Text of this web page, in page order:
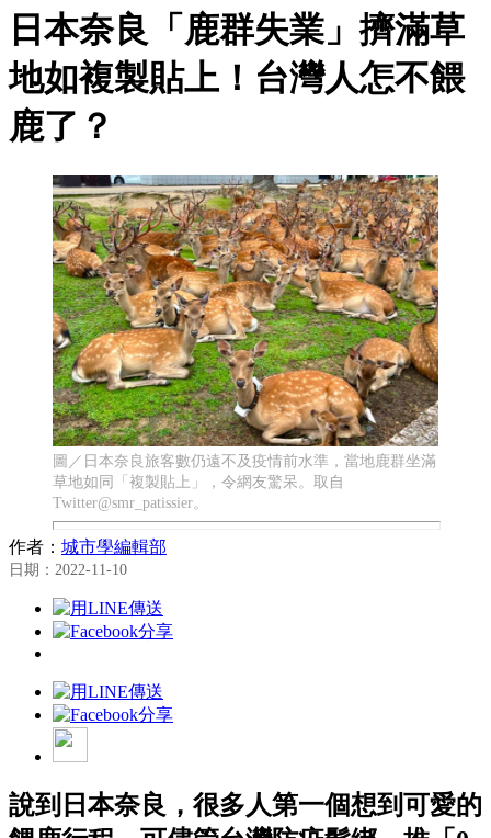
日本奈良「鹿群失業」擠滿草
地如複製貼上！台灣人怎不餵
鹿了？
圖／日本奈良旅客數仍遠不及疫情前水準，當地鹿群坐滿
草地如同「複製貼上」，令網友驚呆。取自
Twitter@smr_patissier。
作者： 城市學編輯部
日期：2022-11-10
說到日本奈良，很多人第一個想到可愛的